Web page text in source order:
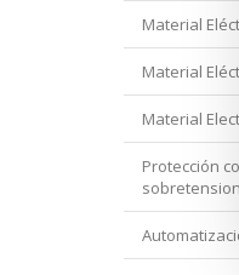
Material
Material
Material
Protección